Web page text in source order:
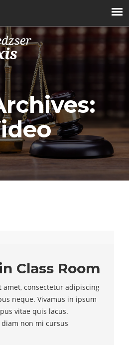
Class Room
amet, consectetur adipiscing
neque. Vivamus in ipsum
vitae quis lacus.
non mi cursus